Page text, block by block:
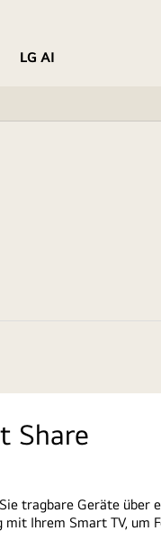
LG AI
Share
tragbare Geräte über
mit Ihrem Smart TV, um